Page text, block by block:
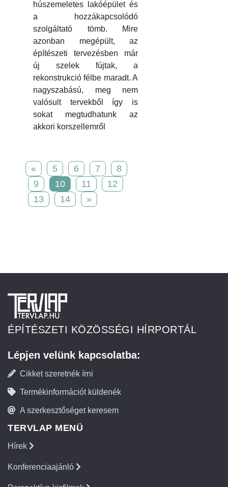
húszemeletes lakóépület és
a hozzákapcsolódó
szolgáltató tömb. Mire
azonban megépült, az
építészeti tervezésben már
új szelek fújtak, a
rekonstrukció félbe maradt. A
nagyszabású, meg nem
valósult tervekből így is
sokat megtudhatunk az
akkori korszellemről
« 5 6 7
8
9
10 11
12
13
14 »
ÉPÍTÉSZETI KÖZÖSSÉGI HÍRPORTÁL
Lépjen velünk kapcsolatba:
Cikket szeretnék írni
Termékinformációt küldenék
A szerkesztőséget keresem
TERVLAP MENÜ
Hírek
Konferenciaajánló